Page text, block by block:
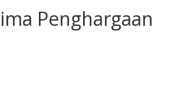
Penghargaan